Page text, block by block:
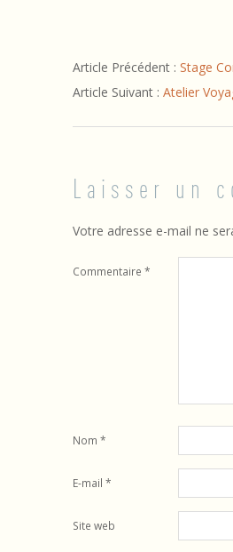
e
s
r
o
y
s
l
i
11-
22
Article Précédent : Stage
Article Suivant : Atelier
Laisser un
Votre adresse e-mail ne
Commentaire *
Nom *
E-mail *
Site web